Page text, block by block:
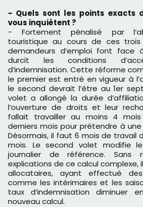
- Quels sont les points exacts
vous inquiètent ?
- Fortement pénalisé par
touristique au cours de ces trois
demandeurs d’emploi font face
durcit les conditions
d’indemnisation. Cette réforme
le premier est entré en vigueur à
le second devrait l’être au 1er
volet a allongé la durée
l’ouverture de droits et leur
fallait travailler au moins 4
derniers mois pour prétendre à
Désormais, il faut 6 mois de travail
mois. Le second volet modifie
journalier de référence. Sans
explications de ce calcul complexe,
allocataires, ayant effectué
comme les intérimaires et les
taux d’indemnisation diminuer
nouveau calcul.